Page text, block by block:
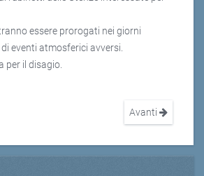
essere prorogati nei giorni
eventi atmosferici avversi.
per il disagio.
Avanti